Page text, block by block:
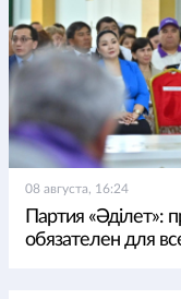
08 августа, 16:24
Партия «Әділет»:
обязателен для